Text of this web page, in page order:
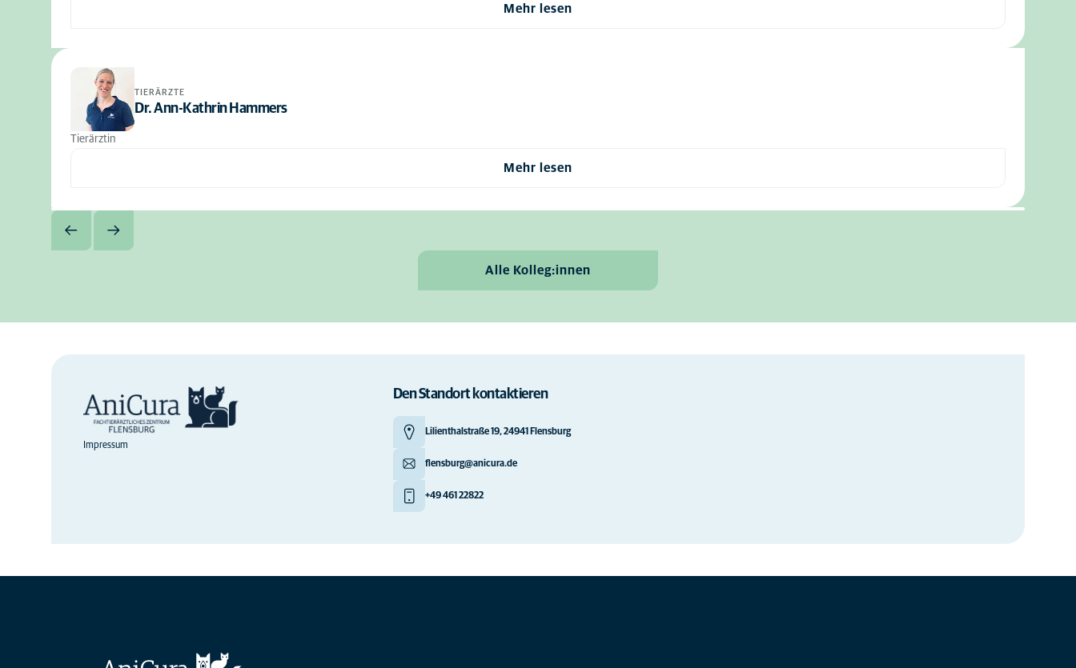
Mehr lesen
TIERÄRZTE
Dr. Ann-Kathrin Hammers
Tierärztin
Mehr lesen
Alle Kolleg:innen
Impressum
Den Standort kontaktieren
Lilienthalstraße 19, 24941 Flensburg
flensburg@anicura.de
+49 461 22822